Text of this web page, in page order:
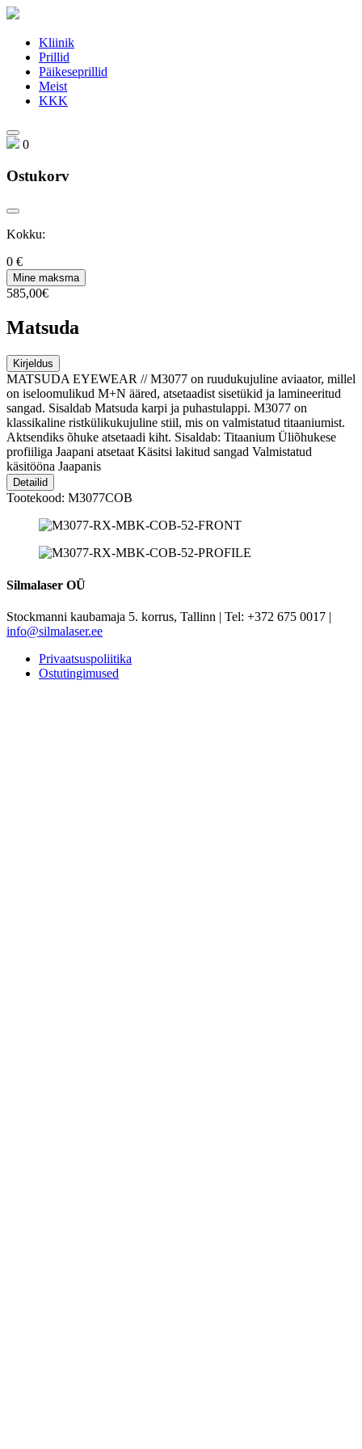
Kliinik
Prillid
Päikeseprillid
Meist
KKK
0
Ostukorv
Kokku:
0 €
585,00€
Matsuda
Kirjeldus
MATSUDA EYEWEAR // M3077 on ruudukujuline aviaator, millel
on iseloomulikud M+N ääred, atsetaadist sisetükid ja lamineeritud
sangad. Sisaldab Matsuda karpi ja puhastulappi. M3077 on
klassikaline ristkülikukujuline stiil, mis on valmistatud titaaniumist.
Aktsendiks õhuke atsetaadi kiht. Sisaldab: Titaanium Üliõhukese
profiiliga Jaapani atsetaat Käsitsi lakitud sangad Valmistatud
käsitööna Jaapanis
Detailid
Tootekood: M3077COB
Silmalaser OÜ
Stockmanni kaubamaja 5. korrus, Tallinn | Tel: +372 675 0017 |
info@silmalaser.ee
Privaatsuspoliitika
Ostutingimused